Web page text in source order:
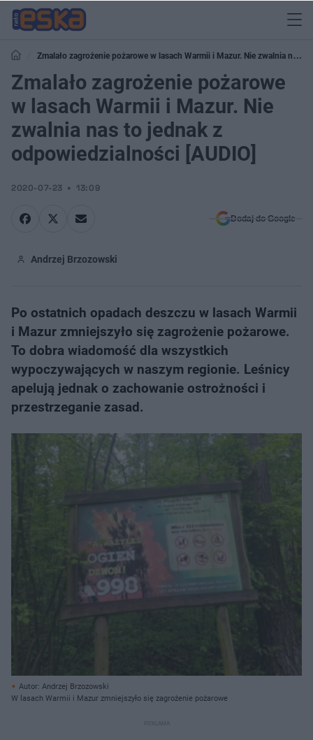
Zmalało zagrożenie pożarowe w lasach Warmii i Mazur. Nie zwalnia nas
to jednak z odpowiedzialności [AUDIO]
Zmalało zagrożenie pożarowe
w lasach Warmii i Mazur. Nie
zwalnia nas to jednak z
odpowiedzialności [AUDIO]
2020-07-23 13:09
Dodaj do Google
Andrzej Brzozowski
Po ostatnich opadach deszczu w lasach Warmii
i Mazur zmniejszyło się zagrożenie pożarowe.
To dobra wiadomość dla wszystkich
wypoczywających w naszym regionie. Leśnicy
apelują jednak o zachowanie ostrożności i
przestrzeganie zasad.
Autor: Andrzej Brzozowski
W lasach Warmii i Mazur zmniejszyło się zagrożenie pożarowe